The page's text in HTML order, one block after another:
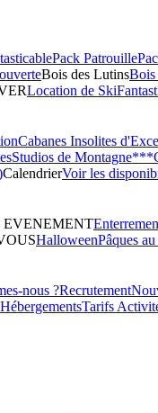
Pack Patrouille
Bois des LutinsBois
Location de Ski
Cabanes Insolites
Studios de Montagne***
CalendrierVoir les
EVENEMENT
HalloweenPâques
nous ?Recrutement
Tarifs